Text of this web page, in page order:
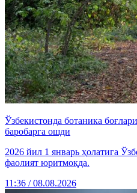
Ўзбекистонда ботаника
баробарга ошди
2026 йил 1 январь ҳолатига
фаолият юритмоқда.
11:36 / 08.08.2026